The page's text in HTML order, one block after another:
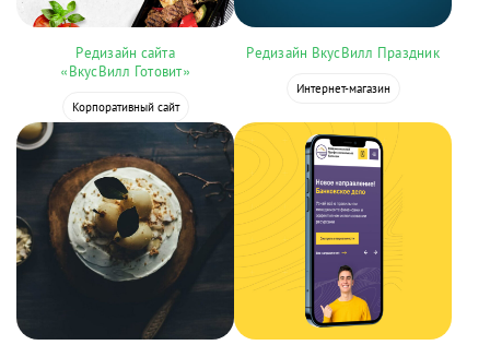
Редизайн сайта
«ВкусВилл Готовит»
Корпоративный сайт
Редизайн ВкусВилл Праздник
Интернет-магазин